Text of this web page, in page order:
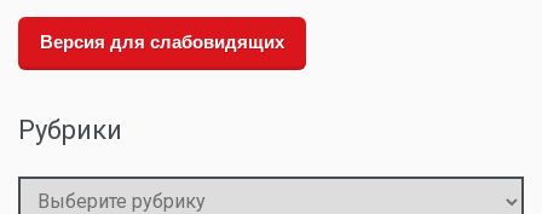
Версия для слабовидящих
Рубрики
Рубрики